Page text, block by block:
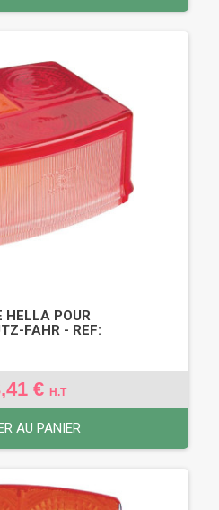
HELLA POUR
FAHR - REF:
€ H.T
AU PANIER